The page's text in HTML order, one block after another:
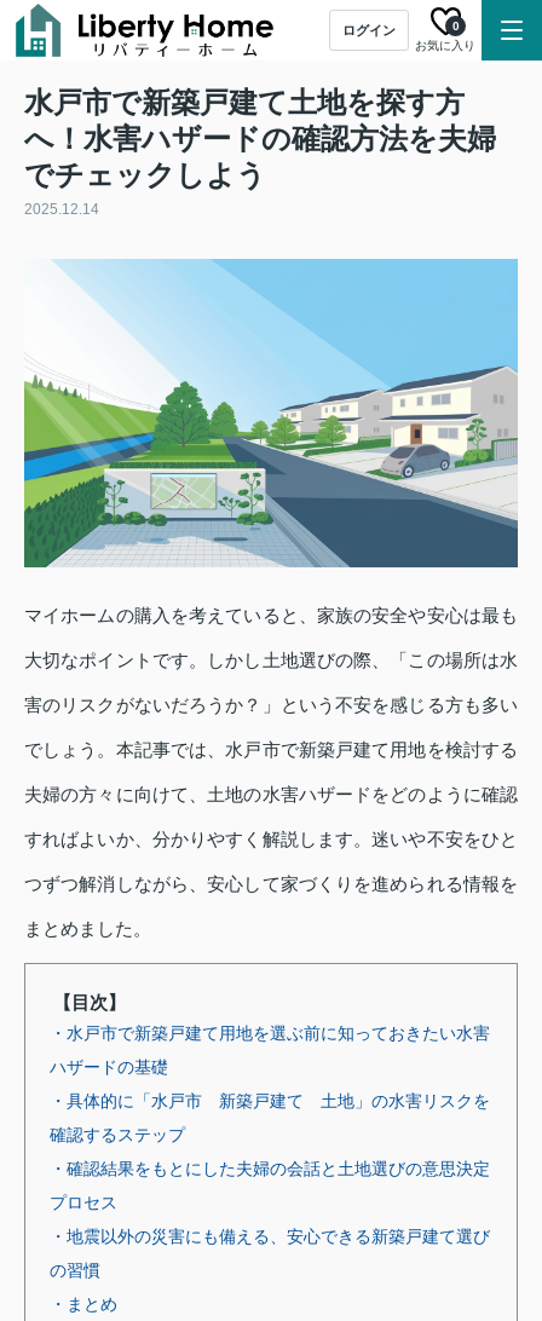
ログイン
お気に入り
0
水戸市で新築戸建て土地を探す方
へ！水害ハザードの確認方法を夫婦
でチェックしよう
2025.12.14
マイホームの購入を考えていると、家族の安全や安心は最も
大切なポイントです。しかし土地選びの際、「この場所は水
害のリスクがないだろうか？」という不安を感じる方も多い
でしょう。本記事では、水戸市で新築戸建て用地を検討する
夫婦の方々に向けて、土地の水害ハザードをどのように確認
すればよいか、分かりやすく解説します。迷いや不安をひと
つずつ解消しながら、安心して家づくりを進められる情報を
まとめました。
【目次】
・水戸市で新築戸建て用地を選ぶ前に知っておきたい水害
ハザードの基礎
・具体的に「水戸市 新築戸建て 土地」の水害リスクを
確認するステップ
・確認結果をもとにした夫婦の会話と土地選びの意思決定
プロセス
・地震以外の災害にも備える、安心できる新築戸建て選び
の習慣
・まとめ